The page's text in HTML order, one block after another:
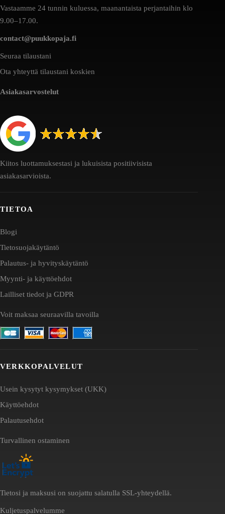
Vastaamme 24 tunnin kuluessa, maanantaista perjantaihin klo
9.00–17.00.
contact@puukkopaja.fi
Seuraa tilaustani
Ota yhteyttä tilaustani koskien
Asiakasarvostelut
Kiitos luottamuksestasi ja lukuisista positiivisista
asiakasarvioista.
TIETOA
Blogi
Tietosuojakäytäntö
Palautus- ja hyvityskäytäntö
Myynti- ja käyttöehdot
Lailliset tiedot ja GDPR
Voit maksaa seuraavilla tavoilla
VERKKOPALVELUT
Usein kysytyt kysymykset (UKK)
Käyttöehdot
Palautusehdot
Turvallinen ostaminen
Tietosi ja maksusi on suojattu salatulla SSL-yhteydellä.
Kuljetuspalvelumme